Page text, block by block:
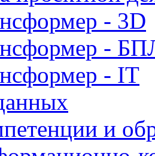
- 3D
-
- IT
и